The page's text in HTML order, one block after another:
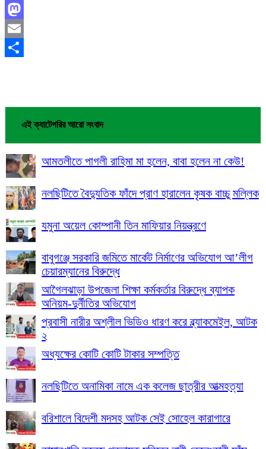
Facebook
Mastodon
Email
এই ক্যাটেগরির আরো সংবাদ
আমতলীতে পাগলী রাহিমা মা হলেন, বাবা হলেন না কেউ!
নলছিটিতে বৈদ্যুতিক ফাঁদে প্রাণ হারালেন কৃষক বাচ্চু মল্লিক
যমুনা অয়েল কোম্পানী তিন মাফিয়ার নিয়ন্ত্রণে
বাবুগঞ্জে সরকারি জমিতে মার্কেট নির্মাণের অভিযোগ আ’লীগ
চেয়ারম্যানের বিরুদ্ধে
আগৈলঝাড়া উপজেলা শিক্ষা কর্মকর্তার বিরুদ্ধে ব্যাপক
অনিয়ম-দুর্নীতির অভিযোগ
প্রবাসী নারীর অশ্লীল ভিডিও ধারণ করে ব্ল্যাকমেইল, আটক
২
অধ্যক্ষের কোটি কোটি টাকার সম্পত্তি
নলছিটিতে অনামিকা নামে এক কলেজ ছাত্রীর আত্মহত্যা
বরিশালে বিদেশী মদসহ আটক সেই সোহেল কারাগারে